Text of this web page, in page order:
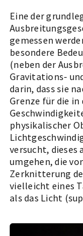
Eine der
gemessen
besondere
(neben der
Gravitations-
darin, dass sie
Grenze für die
physikalischer
versucht,
umgehen, die
Zerknitterung
vielleicht eines
als das Licht